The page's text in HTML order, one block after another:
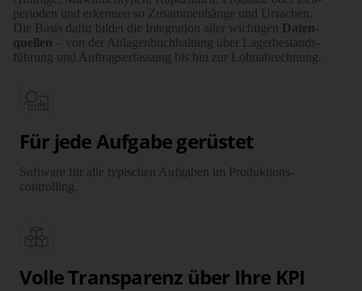
perioden und erkennen so Zusammen­­hänge und Ursachen.
Die Basis dafür bildet die Inte­­gration aller wichtigen Daten­
quellen – von der Anlagen­buch­haltung über Lager­be­stands­
führung und Auftrags­erfassung bis hin zur Lohn­abrechnung.
Für jede Aufgabe gerüstet
Software für alle typischen Aufgaben im Produktions­
controlling.
Volle Transparenz über Ihre KPI